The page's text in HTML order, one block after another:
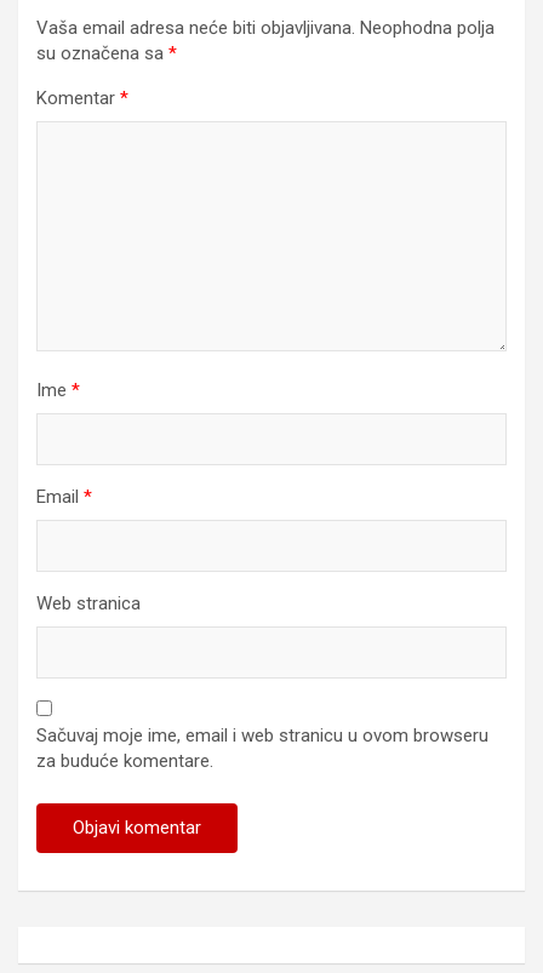
Vaša email adresa neće biti objavljivana. Neophodna polja
su označena sa *
Komentar *
Ime *
Email *
Web stranica
Sačuvaj moje ime, email i web stranicu u ovom browseru
za buduće komentare.